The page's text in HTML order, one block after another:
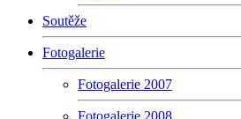
Soutěže
Fotogalerie
Fotogalerie 2007
Fotogalerie 2008